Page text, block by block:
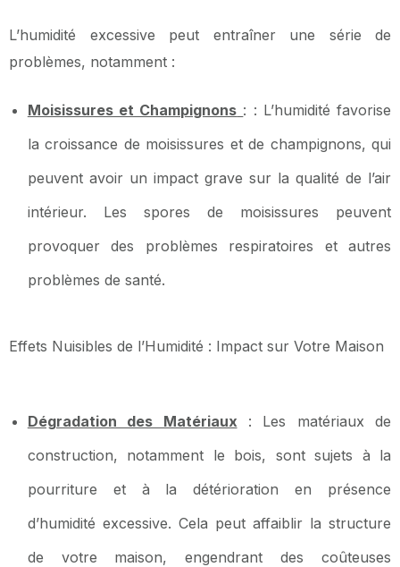
L’humidité excessive peut entraîner une série de
problèmes, notamment :
Moisissures et Champignons : : L’humidité favorise
la croissance de moisissures et de champignons, qui
peuvent avoir un impact grave sur la qualité de l’air
intérieur. Les spores de moisissures peuvent
provoquer des problèmes respiratoires et autres
problèmes de santé.
Effets Nuisibles de l’Humidité : Impact sur Votre Maison
Dégradation des Matériaux : Les matériaux de
construction, notamment le bois, sont sujets à la
pourriture et à la détérioration en présence
d’humidité excessive. Cela peut affaiblir la structure
de votre maison, engendrant des coûteuses